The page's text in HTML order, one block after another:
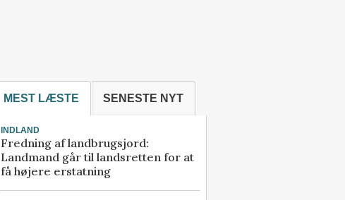
MEST LÆSTE SENESTE NYT
INDLAND
Fredning af landbrugsjord:
Landmand går til landsretten for at
få højere erstatning